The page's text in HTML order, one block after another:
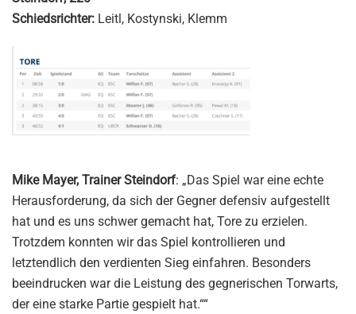
Schiedsrichter: Leitl, Kostynski, Klemm
Mike Mayer, Trainer Steindorf: „Das Spiel war eine echte
Herausforderung, da sich der Gegner defensiv aufgestellt
hat und es uns schwer gemacht hat, Tore zu erzielen.
Trotzdem konnten wir das Spiel kontrollieren und
letztendlich den verdienten Sieg einfahren. Besonders
beeindrucken war die Leistung des gegnerischen Torwarts,
der eine starke Partie gespielt hat.““